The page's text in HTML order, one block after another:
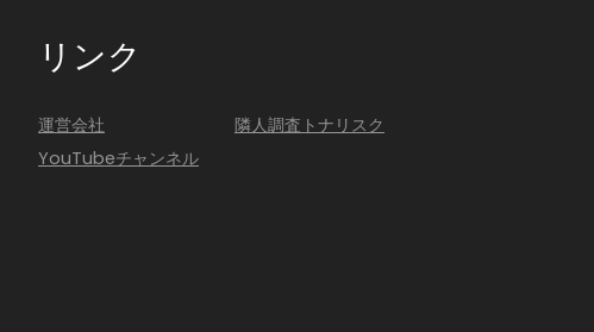
リンク
運営会社
YouTubeチャンネル
隣人調査トナリスク